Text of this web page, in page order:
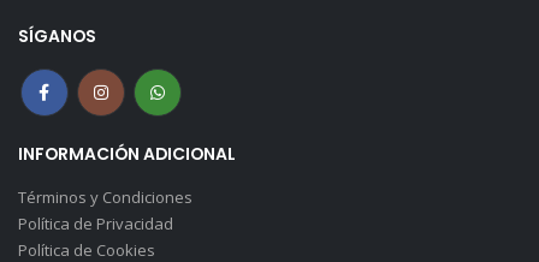
SÍGANOS
INFORMACIÓN ADICIONAL
Términos y Condiciones
Política de Privacidad
Política de Cookies